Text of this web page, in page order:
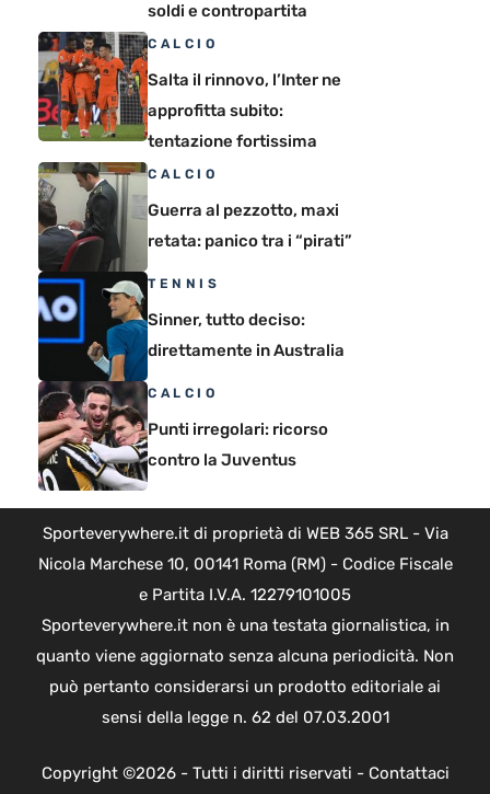
soldi e contropartita
CALCIO
Salta il rinnovo, l’Inter ne
approfitta subito:
tentazione fortissima
CALCIO
Guerra al pezzotto, maxi
retata: panico tra i “pirati”
TENNIS
Sinner, tutto deciso:
direttamente in Australia
CALCIO
Punti irregolari: ricorso
contro la Juventus
Sporteverywhere.it di proprietà di WEB 365 SRL - Via
Nicola Marchese 10, 00141 Roma (RM) - Codice Fiscale
e Partita I.V.A. 12279101005
Sporteverywhere.it non è una testata giornalistica, in
quanto viene aggiornato senza alcuna periodicità. Non
può pertanto considerarsi un prodotto editoriale ai
sensi della legge n. 62 del 07.03.2001
Copyright ©2026 - Tutti i diritti riservati - Contattaci